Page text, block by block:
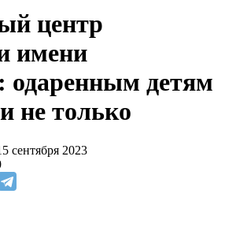
центр
имени
одаренным детям
не только
сентября 2023